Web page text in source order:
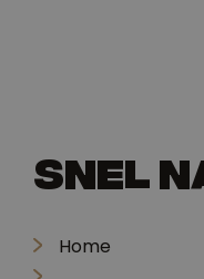
Snel
Home